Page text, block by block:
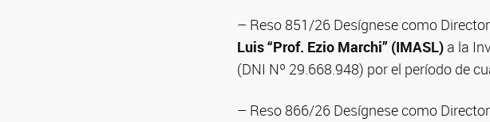
– Reso 851/26 Desígnese como
Luis “Prof. Ezio Marchi” (IMASL) a la
(DNI Nº 29.668.948) por el período de
– Reso 866/26 Desígnese como